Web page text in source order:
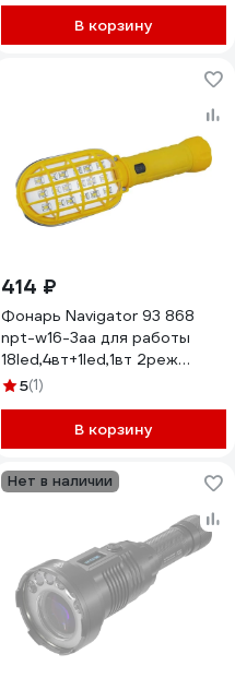
В корзину
414 ₽
Фонарь Navigator 93 868
npt-w16-3aa для работы
18led,4вт+1led,1вт 2реж
93868
5(1)
В корзину
Нет в наличии